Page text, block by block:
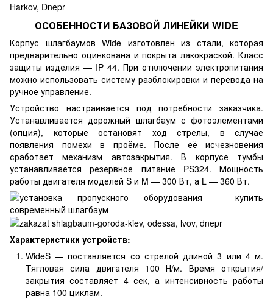
ОСОБЕННОСТИ БАЗОВОЙ ЛИНЕЙКИ WIDE
Корпус шлагбаумов Wide изготовлен из стали, которая
предварительно оцинкована и покрыта лакокраской. Класс
защиты изделия — IP 44. При отключении электропитания
можно использовать систему разблокировки и перевода на
ручное управление.
Устройство настраивается под потребности заказчика.
Устанавливается дорожный шлагбаум с фотоэлементами
(опция), которые остановят ход стрелы, в случае
появления помехи в проёме. После её исчезновения
сработает механизм автозакрытия. В корпусе тумбы
устанавливается резервное питание PS324. Мощность
работы двигателя моделей S и M — 300 Вт, а L — 360 Вт.
Характеристики устройств:
WideS — поставляется со стрелой длиной 3 или 4 м.
Тягловая сила двигателя 100 Н/м. Время открытия/
закрытия составляет 4 сек, а интенсивность работы
равна 100 циклам.